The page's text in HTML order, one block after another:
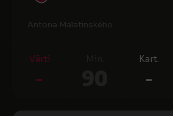
Antona Malatinského
Vārti
-
Kart.
-